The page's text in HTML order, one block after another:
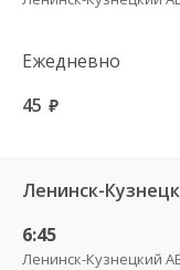
Ежедневно
45 руб.
Ленинск-
6:45
Ленинск-Кузнецкий